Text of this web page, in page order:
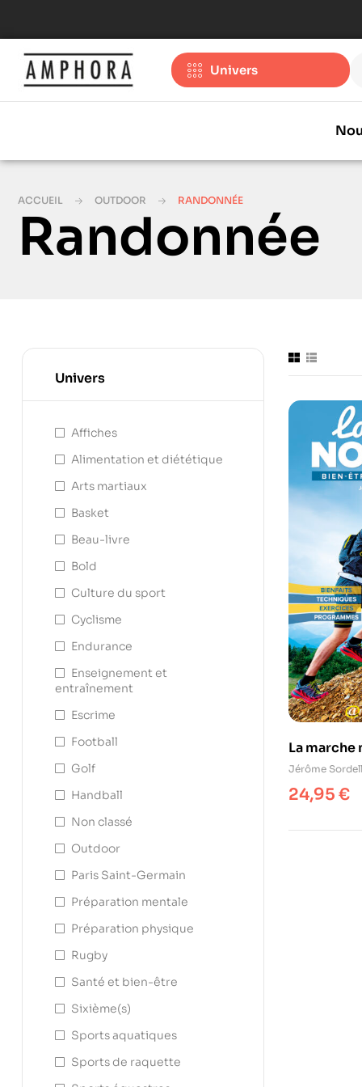
Univers
Randonnée
ACCUEIL OUTDOOR RANDONNÉE
La
Jérôme
24,95 €
Univers
Affiches
Alimentation et diététique
Arts martiaux
Basket
Beau-livre
Bold
Culture du sport
Cyclisme
Endurance
Enseignement et
entraînement
Escrime
Football
Golf
Handball
Non classé
Outdoor
Paris Saint-Germain
Préparation mentale
Préparation physique
Rugby
Santé et bien-être
Sixième(s)
Sports aquatiques
Sports de raquette